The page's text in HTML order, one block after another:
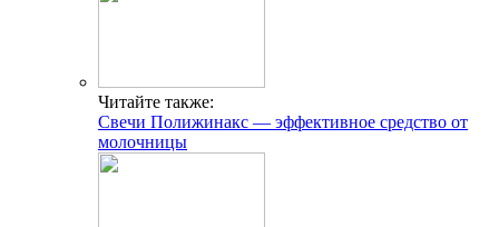
Читайте также:
Свечи Полижинакс — эффективное средство от
молочницы